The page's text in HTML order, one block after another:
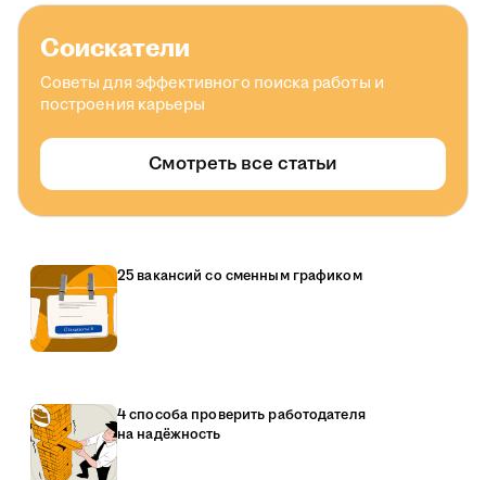
Соискатели
Советы для эффективного поиска работы и
построения карьеры
Смотреть все статьи
25 вакансий со сменным графиком
4 способа проверить работодателя
на надёжность